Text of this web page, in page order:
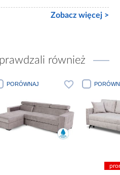
Zobacz więcej >
również
PORÓWNAJ